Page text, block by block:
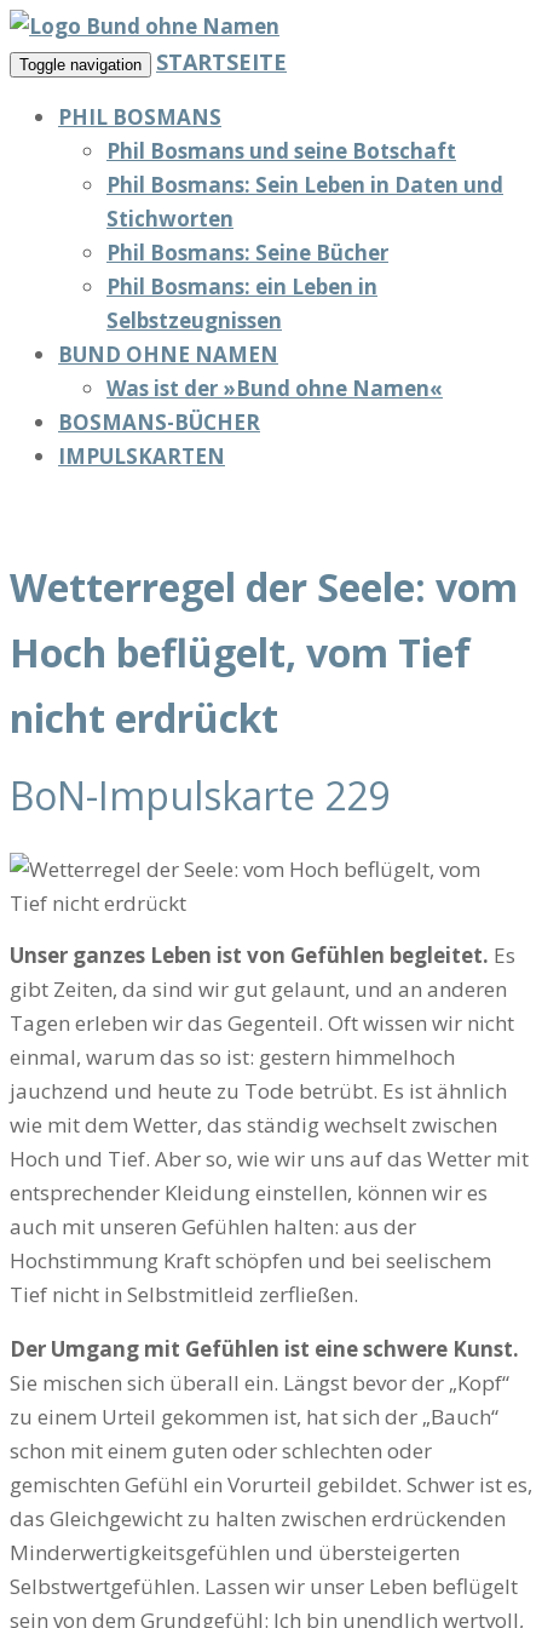
Toggle navigation STARTSEITE
PHIL BOSMANS
Phil Bosmans und seine Botschaft
Phil Bosmans: Sein Leben in Daten und
Stichworten
Phil Bosmans: Seine Bücher
Phil Bosmans: ein Leben in
Selbstzeugnissen
BUND OHNE NAMEN
Was ist der »Bund ohne Namen«
BOSMANS-BÜCHER
IMPULSKARTEN
Wetterregel der Seele: vom
Hoch beflügelt, vom Tief
nicht erdrückt
BoN-Impulskarte 229
Unser ganzes Leben ist von Gefühlen begleitet. Es
gibt Zeiten, da sind wir gut gelaunt, und an anderen
Tagen erleben wir das Gegenteil. Oft wissen wir nicht
einmal, warum das so ist: gestern himmelhoch
jauchzend und heute zu Tode betrübt. Es ist ähnlich
wie mit dem Wetter, das ständig wechselt zwischen
Hoch und Tief. Aber so, wie wir uns auf das Wetter mit
entsprechender Kleidung einstellen, können wir es
auch mit unseren Gefühlen halten: aus der
Hochstimmung Kraft schöpfen und bei seelischem
Tief nicht in Selbstmitleid zerfließen.
Der Umgang mit Gefühlen ist eine schwere Kunst.
Sie mischen sich überall ein. Längst bevor der „Kopf“
zu einem Urteil gekommen ist, hat sich der „Bauch“
schon mit einem guten oder schlechten oder
gemischten Gefühl ein Vorurteil gebildet. Schwer ist es,
das Gleichgewicht zu halten zwischen erdrückenden
Minderwertigkeitsgefühlen und übersteigerten
Selbstwertgefühlen. Lassen wir unser Leben beflügelt
sein von dem Grundgefühl: Ich bin unendlich wertvoll,